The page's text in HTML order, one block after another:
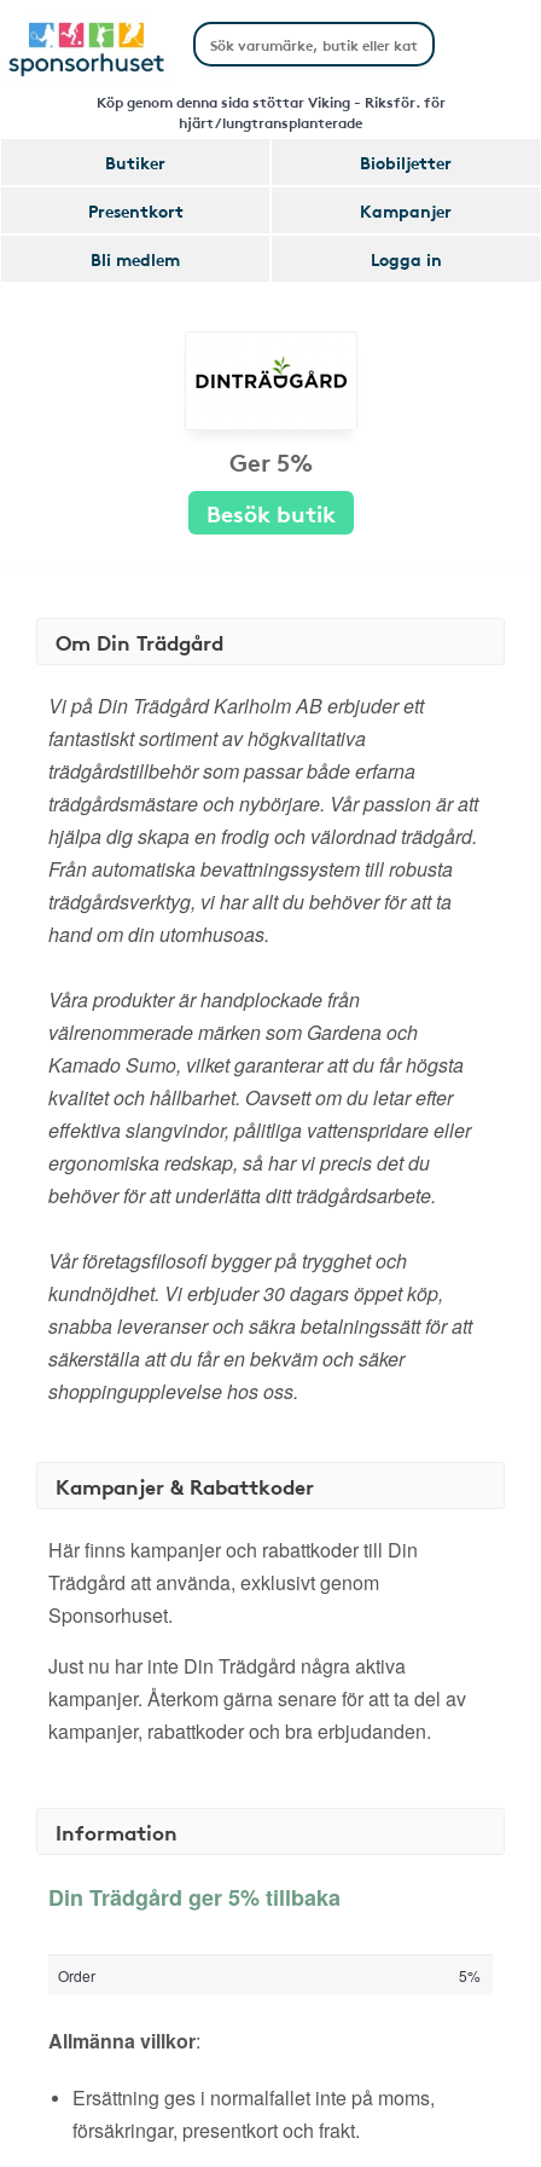
Köp genom denna sida stöttar Viking - Riksför. för
hjärt/lungtransplanterade
Butiker
Biobiljetter
Presentkort
Kampanjer
Bli medlem
Logga in
Ger 5%
Besök butik
Om Din Trädgård
Vi på Din Trädgård Karlholm AB erbjuder ett
fantastiskt sortiment av högkvalitativa
trädgårdstillbehör som passar både erfarna
trädgårdsmästare och nybörjare. Vår passion är att
hjälpa dig skapa en frodig och välordnad trädgård.
Från automatiska bevattningssystem till robusta
trädgårdsverktyg, vi har allt du behöver för att ta
hand om din utomhusoas.
Våra produkter är handplockade från
välrenommerade märken som Gardena och
Kamado Sumo, vilket garanterar att du får högsta
kvalitet och hållbarhet. Oavsett om du letar efter
effektiva slangvindor, pålitliga vattenspridare eller
ergonomiska redskap, så har vi precis det du
behöver för att underlätta ditt trädgårdsarbete.
Vår företagsfilosofi bygger på trygghet och
kundnöjdhet. Vi erbjuder 30 dagars öppet köp,
snabba leveranser och säkra betalningssätt för att
säkerställa att du får en bekväm och säker
shoppingupplevelse hos oss.
Kampanjer & Rabattkoder
Här finns kampanjer och rabattkoder till Din
Trädgård att använda, exklusivt genom
Sponsorhuset.
Just nu har inte Din Trädgård några aktiva
kampanjer. Återkom gärna senare för att ta del av
kampanjer, rabattkoder och bra erbjudanden.
Information
Din Trädgård ger 5% tillbaka
Order 5%
Allmänna villkor:
Ersättning ges i normalfallet inte på moms,
försäkringar, presentkort och frakt.